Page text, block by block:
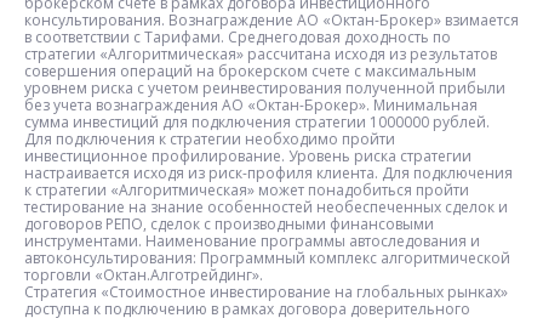
консультирования. Вознаграждение АО «Октан-Брокер» взимается
в соответствии с Тарифами. Среднегодовая доходность по
стратегии «Алгоритмическая» рассчитана исходя из результатов
совершения операций на брокерском счете с максимальным
уровнем риска с учетом реинвестирования полученной прибыли
без учета вознаграждения АО «Октан-Брокер». Минимальная
сумма инвестиций для подключения стратегии 1000000 рублей.
Для подключения к стратегии необходимо пройти
инвестиционное профилирование. Уровень риска стратегии
настраивается исходя из риск-профиля клиента. Для подключения
к стратегии «Алгоритмическая» может понадобиться пройти
тестирование на знание особенностей необеспеченных сделок и
договоров РЕПО, сделок с производными финансовыми
инструментами. Наименование программы автоследования и
автоконсультирования: Программный комплекс алгоритмической
торговли «Октан.Алготрейдинг».
Стратегия «Стоимостное инвестирование на глобальных рынках»
доступна к подключению в рамках договора доверительного